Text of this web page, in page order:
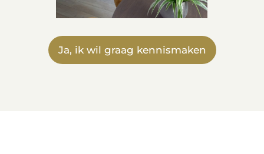
Ja, ik wil graag kennismaken